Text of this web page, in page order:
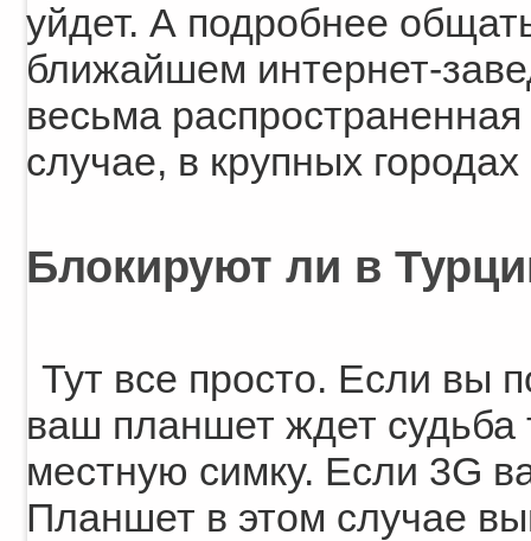
уйдет. А подробнее
ближайшем интернет-
весьма
случае, в крупных
Блокируют ли в
Тут все просто. Если вы
ваш планшет ждет судьба
местную симку. Если 3G
Планшет в этом случае